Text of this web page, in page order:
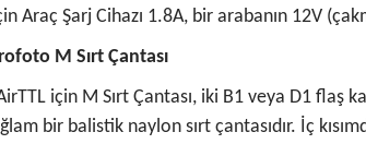
Araç Şarj Cihazı 1.8A, bir arabanın 12V
M Sırt Çantası
için M Sırt Çantası, iki B1 veya D1 flaş
bir balistik naylon sırt çantasıdır. İç